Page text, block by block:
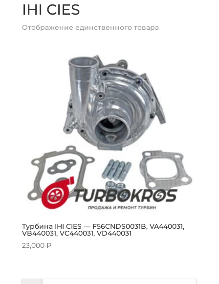
IHI CIES
Отображение единственного товара
Турбина IHI CIES — F56CNDS0031B, VA440031,
VB440031, VC440031, VD440031
23,000 ₽